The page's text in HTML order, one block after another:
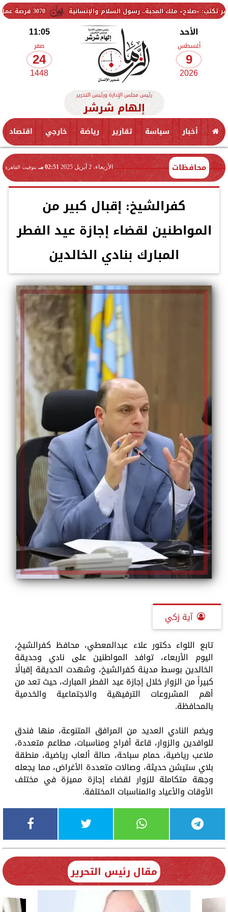
3070 فرصة عمل جديدة بالقطاع الخاص.. وظائف برواتب تصل إلى 9500 جنيه ملك المحبة.. رسول السلام والإنسانية
الأحد
أغسطس
9
2026
11:05
صفر
24
1448
رئيس مجلس الإدارة ورئيس التحرير
إلهام شرشر
أخبار سياسة تقارير رياضة خارجي اقتصاد
محافظات الأربعاء، 2 أبريل 2025 02:51 مـ بتوقيت القاهرة
كفرالشيخ: إقبال كبير من
المواطنين لقضاء إجازة عيد الفطر
المبارك بنادي الخالدين
آية زكي
تابع اللواء دكتور علاء عبدالمعطي، محافظ كفرالشيخ،
اليوم الأربعاء، توافد المواطنين على نادي وحديقة
الخالدين بوسط مدينة كفرالشيخ، وشهدت الحديقة إقبالًا
كبيراً من الزوار خلال إجازة عيد الفطر المبارك، حيث تعد من
أهم المشروعات الترفيهية والاجتماعية والخدمية
بالمحافظة.
ويضم النادي العديد من المرافق المتنوعة، منها فندق
للوافدين والزوار، قاعة أفراح ومناسبات، مطاعم متعددة،
ملاعب رياضية، حمام سباحة، صالة ألعاب رياضية، منطقة
بلاي ستيشن حديثة، وصالات متعددة الأغراض، مما يجعله
وجهة متكاملة للزوار لقضاء إجازة مميزة في مختلف
الأوقات والأعياد والمناسبات المختلفة.
مقال رئيس التحرير